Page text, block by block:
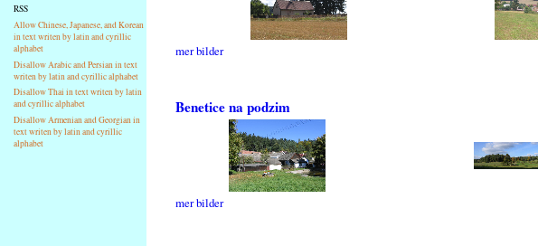
RSS
Allow Chinese, Japanese, and Korean
in text writen by latin and cyrillic
alphabet
Disallow Arabic and Persian in text
writen by latin and cyrillic alphabet
Disallow Thai in text writen by latin
and cyrillic alphabet
Disallow Armenian and Georgian in
text writen by latin and cyrillic
alphabet
mer bilder
Benetice na podzim
mer bilder